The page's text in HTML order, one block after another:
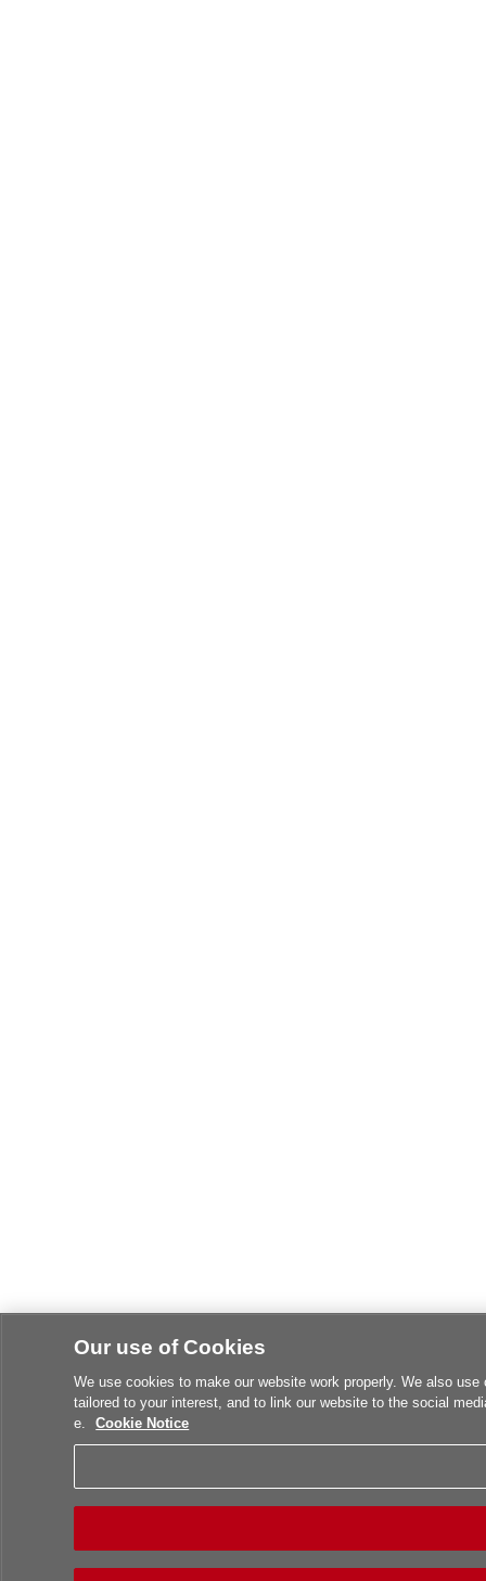
Our use of Cookies
We use cookies to make our website work properly. We also
tailored to your interest, and to link our website to the social
e.
Cookie Notice